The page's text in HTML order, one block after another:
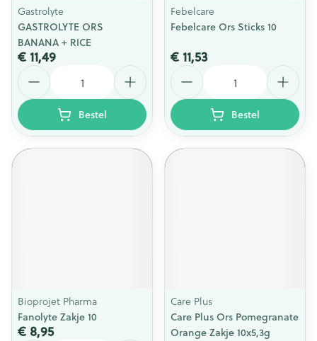
Gastrolyte
GASTROLYTE ORS
BANANA + RICE
€ 11,49
Bestel
Febelcare
Febelcare Ors Sticks 10
€ 11,53
Aantal
Bestel
Bioprojet Pharma
Fanolyte Zakje 10
€ 8,95
Care Plus
Care Plus Ors Pomegranate
Orange Zakje 10x5,3g